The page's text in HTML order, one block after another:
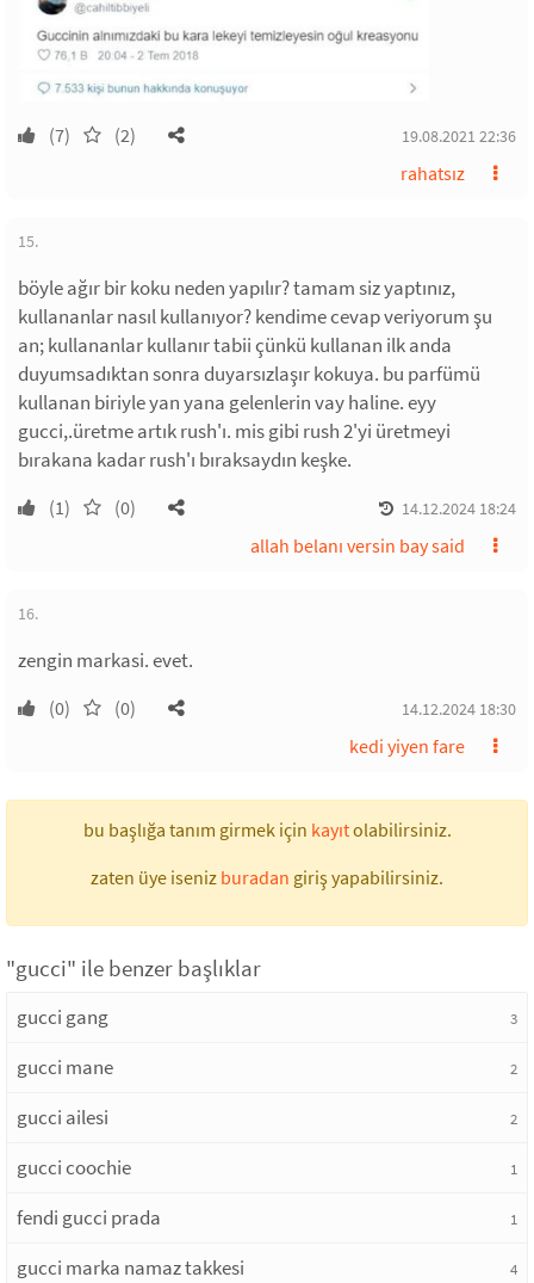
(7) (2) 19.08.2021 22:36
rahatsız
15.
böyle ağır bir koku neden yapılır? tamam siz yaptınız,
kullananlar nasıl kullanıyor? kendime cevap veriyorum şu
an; kullananlar kullanır tabii çünkü kullanan ilk anda
duyumsadıktan sonra duyarsızlaşır kokuya. bu parfümü
kullanan biriyle yan yana gelenlerin vay haline. eyy
gucci,.üretme artık rush'ı. mis gibi rush 2'yi üretmeyi
bırakana kadar rush'ı bıraksaydın keşke.
(1) (0) 14.12.2024 18:24
allah belanı versin bay said
16.
zengin markasi. evet.
(0) (0) 14.12.2024 18:30
kedi yiyen fare
bu başlığa tanım girmek için kayıtolabilirsiniz.
zaten üye iseniz buradan giriş yapabilirsiniz.
"gucci" ile benzer başlıklar
gucci gang 3
gucci mane 2
gucci ailesi 2
gucci coochie 1
fendi gucci prada 1
gucci marka namaz takkesi 4